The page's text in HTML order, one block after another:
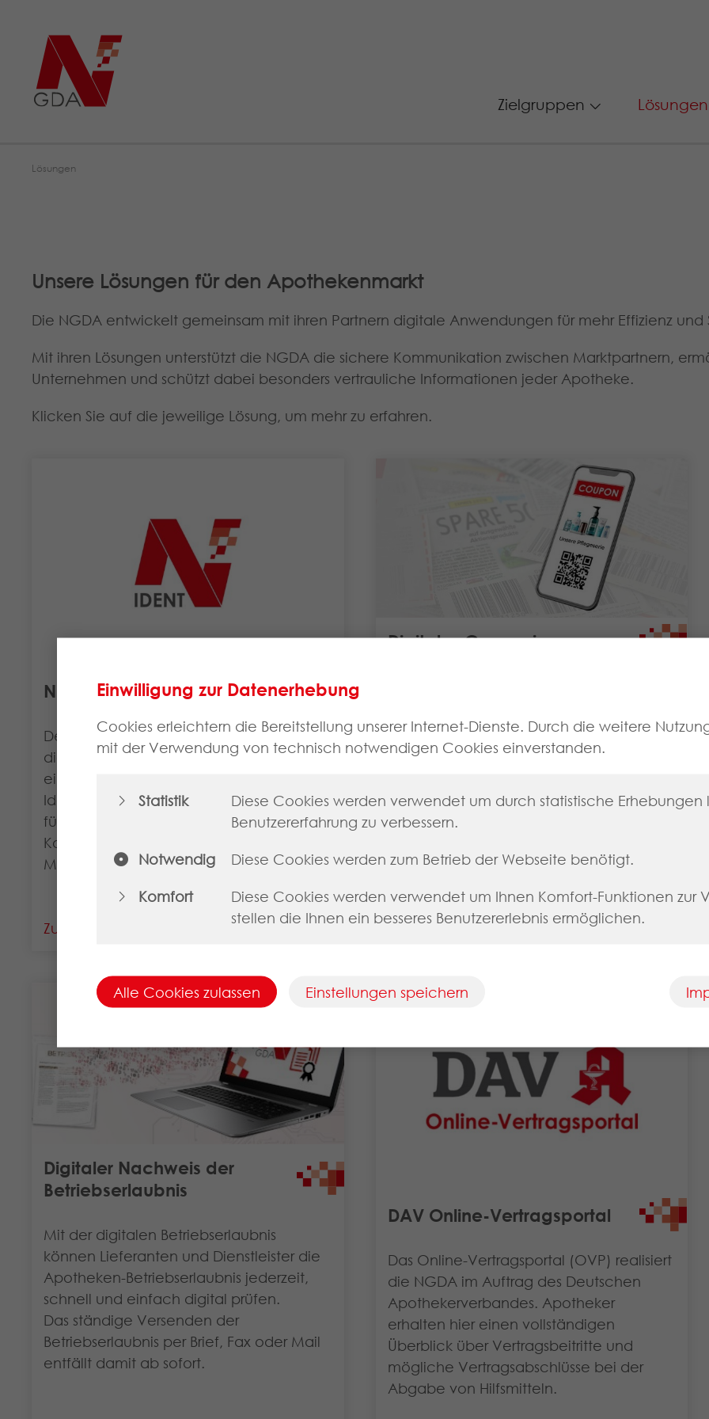
Zielgruppen Lösungen
Lösungen
Unsere Lösungen für den Apothekenmarkt
Die NGDA entwickelt gemeinsam mit ihren Partnern digitale Anwendungen für mehr Effizienz
Mit ihren Lösungen unterstützt die NGDA die sichere Kommunikation zwischen Marktpartnern,
Unternehmen und schützt dabei besonders vertrauliche Informationen jeder Apotheke.
Klicken Sie auf die jeweilige Lösung, um mehr zu erfahren.
N-Ident
Der Apothekenmarkt der Zukunft ist
digital vernetzt. Mit N-Ident erhalten Sie
eine eindeutige Betriebstätten-
Identifikation und einen Zugangsschlüssel
für Ihre Apotheke zur sicheren
Kommunikation mit anderen
Marktteilnehmern.
Zur Seite
Digitales Couponing
Präsenzapotheken zu verbessern.
bildet die Grundlage für eine
branchenweite, leichte Nutzung von
notwendigen Aufwand für den Einsatz
Zur Seite
Digitaler Nachweis der
Betriebserlaubnis
Mit der digitalen Betriebserlaubnis
können Lieferanten und Dienstleister die
Apotheken-Betriebserlaubnis jederzeit,
schnell und einfach digital prüfen.
Das ständige Versenden der
Betriebserlaubnis per Brief, Fax oder Mail
entfällt damit ab sofort.
DAV Online-Vertragsportal
Das Online-Vertragsportal (OVP) realisiert
die NGDA im Auftrag des Deutschen
Apothekerverbandes. Apotheker
erhalten hier einen vollständigen
Überblick über Vertragsbeitritte und
mögliche Vertragsabschlüsse bei der
Abgabe von Hilfsmitteln.
Einwilligung zur Datenerhebung
Cookies erleichtern die Bereitstellung unserer Internet-Dienste. Durch die weitere
mit der Verwendung von technisch notwendigen Cookies einverstanden.
Statistik
Diese Cookies werden verwendet um durch statistische Erhebungen
Benutzererfahrung zu verbessern.
Notwendig Diese Cookies werden zum Betrieb der Webseite benötigt.
Komfort
Diese Cookies werden verwendet um Ihnen Komfort-Funktionen zur
stellen die Ihnen ein besseres Benutzererlebnis ermöglichen.
Alle Cookies zulassen Einstellungen speichern